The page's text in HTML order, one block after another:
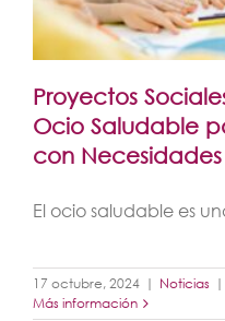
Proyectos
Ocio Saludable
con Necesidades
El ocio saludable es
17 octubre, 2024 | Noticias |
Más información